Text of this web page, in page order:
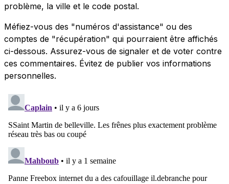
problème, la ville et le code postal.
Méfiez-vous des "numéros d'assistance" ou des
comptes de "récupération" qui pourraient être affichés
ci-dessous. Assurez-vous de signaler et de voter contre
ces commentaires. Évitez de publier vos informations
personnelles.